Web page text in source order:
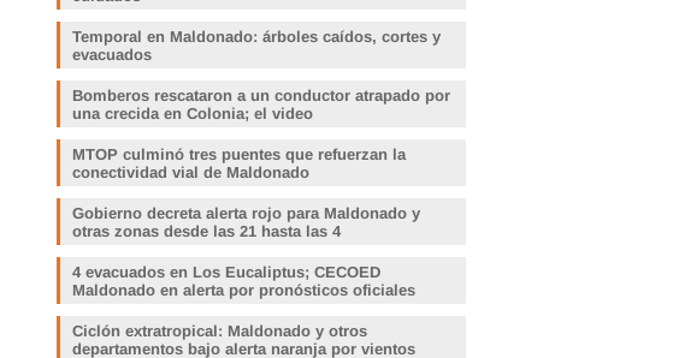
Temporal en Maldonado: árboles caídos, cortes y
evacuados
Bomberos rescataron a un conductor atrapado por
una crecida en Colonia; el video
MTOP culminó tres puentes que refuerzan la
conectividad vial de Maldonado
Gobierno decreta alerta rojo para Maldonado y
otras zonas desde las 21 hasta las 4
4 evacuados en Los Eucaliptus; CECOED
Maldonado en alerta por pronósticos oficiales
Ciclón extratropical: Maldonado y otros
departamentos bajo alerta naranja por vientos